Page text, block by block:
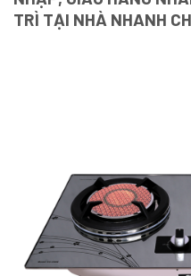
TRÌ TẠI NHÀ NHANH